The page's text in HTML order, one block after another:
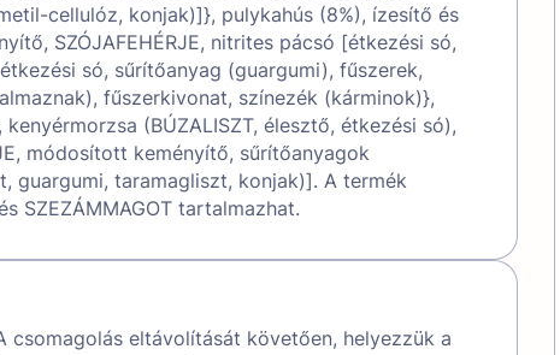
cellulóz, konjak)]}, pulykahús (8%), ízesítő és
SZÓJAFEHÉRJE, nitrites pácsó [étkezési só,
só, sűrítőanyag (guargumi), fűszerek,
fűszerkivonat, színezék (kárminok)},
(BÚZALISZT, élesztő, étkezési só),
módosított keményítő, sűrítőanyagok
guargumi, taramagliszt, konjak)]. A termék
SZEZÁMMAGOT tartalmazhat.
csomagolás eltávolítását követően, helyezzük a